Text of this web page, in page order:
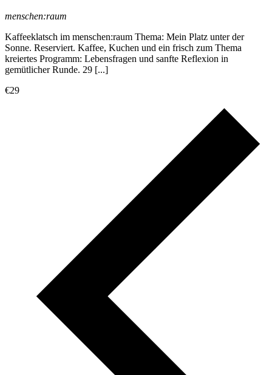
menschen:raum
Kaffeeklatsch im menschen:raum Thema: Mein Platz unter der
Sonne. Reserviert. Kaffee, Kuchen und ein frisch zum Thema
kreiertes Programm: Lebensfragen und sanfte Reflexion in
gemütlicher Runde. 29 [...]
€29